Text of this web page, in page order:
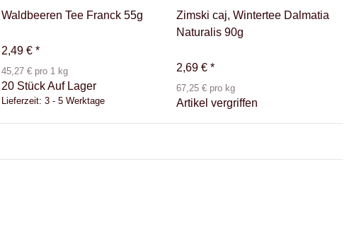
Waldbeeren Tee Franck 55g
2,49 € *
45,27 € pro 1 kg
20 Stück Auf Lager
Lieferzeit: 3 - 5 Werktage
Zimski caj, Wintertee Dalmatia
Naturalis 90g
2,69 € *
67,25 € pro kg
Artikel vergriffen